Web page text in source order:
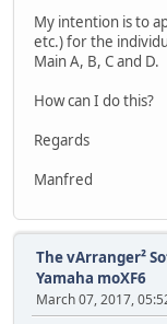
My intention is to
etc.) for the
Main A, B, C and D.
How can I do this?
Regards
Manfred
The vArranger²
Yamaha moXF6
March 07, 2017,